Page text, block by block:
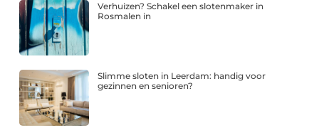
Verhuizen? Schakel een slotenmaker in
Rosmalen in
Slimme sloten in Leerdam: handig voor
gezinnen en senioren?